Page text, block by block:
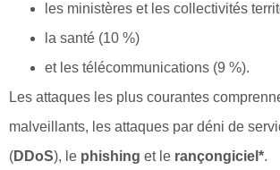
les ministères et les collectivités
la santé (10 %)
et les télécommunications (9 %).
Les attaques les plus courantes
malveillants, les attaques par déni de
(DDoS), le phishing et le rançongiciel*.